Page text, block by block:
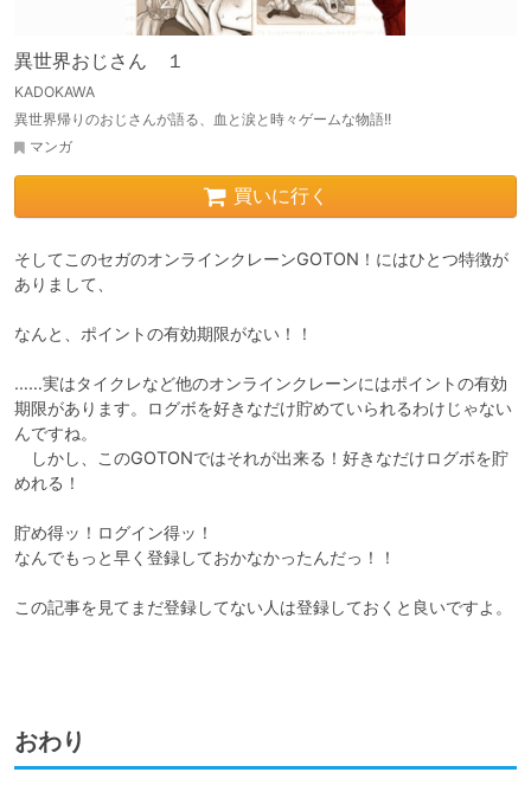
異世界おじさん １
KADOKAWA
異世界帰りのおじさんが語る、血と涙と時々ゲームな物語!!
マンガ
買いに行く
そしてこのセガのオンラインクレーンGOTON！にはひとつ特徴が
ありまして、
なんと、ポイントの有効期限がない！！
……実はタイクレなど他のオンラインクレーンにはポイントの有効
期限があります。ログボを好きなだけ貯めていられるわけじゃない
んですね。
しかし、このGOTONではそれが出来る！好きなだけログボを貯
めれる！
貯め得ッ！ログイン得ッ！
なんでもっと早く登録しておかなかったんだっ！！
この記事を見てまだ登録してない人は登録しておくと良いですよ。
おわり